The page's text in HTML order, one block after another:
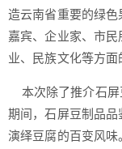
造云南省重要的绿色
嘉宾、企业家、市
业、民族文化等方面
本次除了推介石屏
期间，石屏豆制品品
演绎豆腐的百变风味